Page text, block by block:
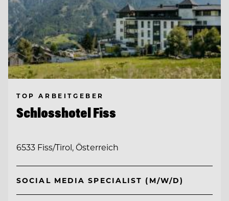
TOP ARBEITGEBER
Schlosshotel Fiss
6533 Fiss/Tirol, Österreich
SOCIAL MEDIA SPECIALIST (M/W/D)